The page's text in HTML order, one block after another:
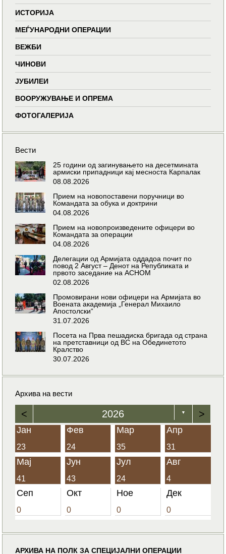
ИСТОРИЈА
МЕЃУНАРОДНИ ОПЕРАЦИИ
ВЕЖБИ
ЧИНОВИ
ЈУБИЛЕИ
ВООРУЖУВАЊЕ И ОПРЕМА
ФОТОГАЛЕРИЈА
Вести
25 години од загинувањето на десетмината
армиски припадници кај месноста Карпалак
08.08.2026
Прием на новопоставени поручници во
Командата за обука и доктрини
04.08.2026
Прием на новопроизведените офицери во
Командата за операции
04.08.2026
Делегации од Армијата оддадоа почит по
повод 2 Август – Денот на Републиката и
првото заседание на АСНОМ
02.08.2026
Промовирани нови офицери на Армијата во
Воената академија „Генерал Михаило
Апостолски“
31.07.2026
Посета на Прва пешадиска бригада од страна
на претставници од ВС на Обединетото
Кралство
30.07.2026
Архива на вести
< 2026 ▼ >
Јан
23
Фев
24
Мар
35
Апр
31
Мај
41
Јун
43
Јул
24
Авг
4
Сеп
0
Окт
0
Ное
0
Дек
0
АРХИВА НА ПОЛК ЗА СПЕЦИЈАЛНИ ОПЕРАЦИИ